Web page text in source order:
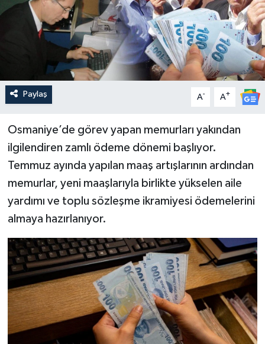
Paylaş A- A+
Osmaniye’de görev yapan memurları yakından
ilgilendiren zamlı ödeme dönemi başlıyor.
Temmuz ayında yapılan maaş artışlarının ardından
memurlar, yeni maaşlarıyla birlikte yükselen aile
yardımı ve toplu sözleşme ikramiyesi ödemelerini
almaya hazırlanıyor.